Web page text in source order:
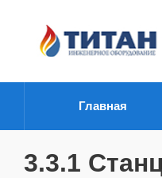
Главная
3.3.1